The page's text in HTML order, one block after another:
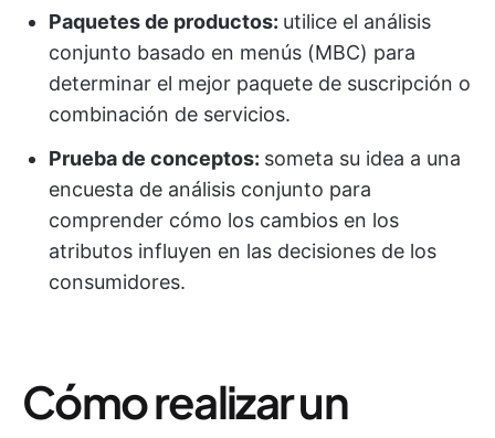
Paquetes de productos: utilice el análisis
conjunto basado en menús (MBC) para
determinar el mejor paquete de suscripción o
combinación de servicios.
Prueba de conceptos: someta su idea a una
encuesta de análisis conjunto para
comprender cómo los cambios en los
atributos influyen en las decisiones de los
consumidores.
Cómo realizar un